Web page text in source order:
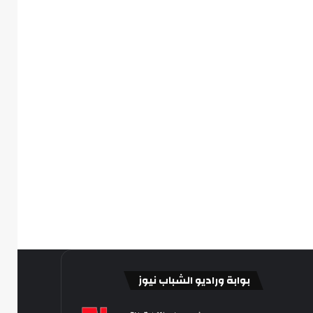
بوابة وراديو الشباب نيوز